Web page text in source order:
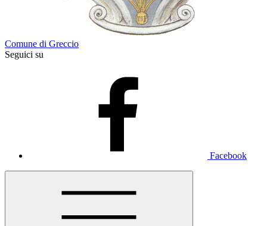
Comune di Greccio
Seguici su
Facebook